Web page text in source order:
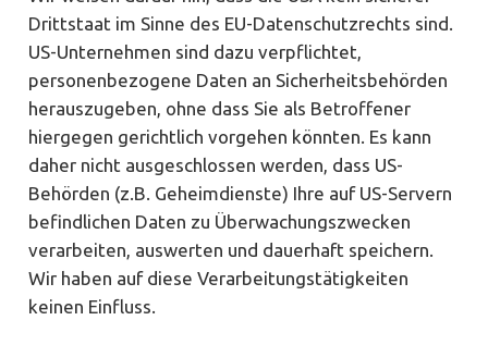
Drittstaat im Sinne des EU-Datenschutzrechts sind.
US-Unternehmen sind dazu verpflichtet,
personenbezogene Daten an Sicherheitsbehörden
herauszugeben, ohne dass Sie als Betroffener
hiergegen gerichtlich vorgehen könnten. Es kann
daher nicht ausgeschlossen werden, dass US-
Behörden (z.B. Geheimdienste) Ihre auf US-Servern
befindlichen Daten zu Überwachungszwecken
verarbeiten, auswerten und dauerhaft speichern.
Wir haben auf diese Verarbeitungstätigkeiten
keinen Einfluss.